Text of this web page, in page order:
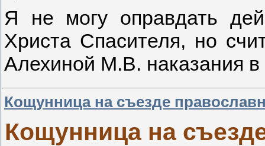
Я не могу оправдать
Христа Спасителя, но
Алехиной М.В. наказания в
Кощунница на съезде
Кощунница на